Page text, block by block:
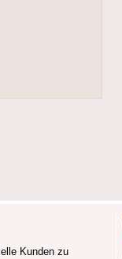
Kunden zu